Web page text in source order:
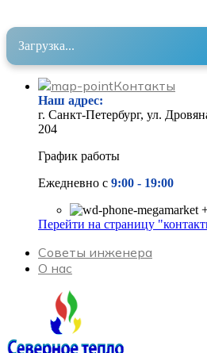
Загрузка...
Контакты
Наш адрес:
г. Санкт-Петербург, ул.
204
График работы
Ежедневно с 9:00 - 19:00
Перейти на страницу
Советы инженера
О нас